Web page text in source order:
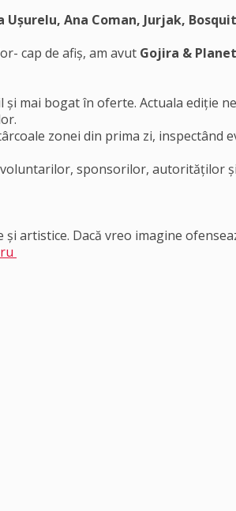
Ușurelu, Ana Coman, Jurjak,
cap de afiș, am avut Gojira &
și mai bogat în oferte. Actuala
zonei din prima zi,
sponsorilor, autorităților
artistice. Dacă vreo imagine